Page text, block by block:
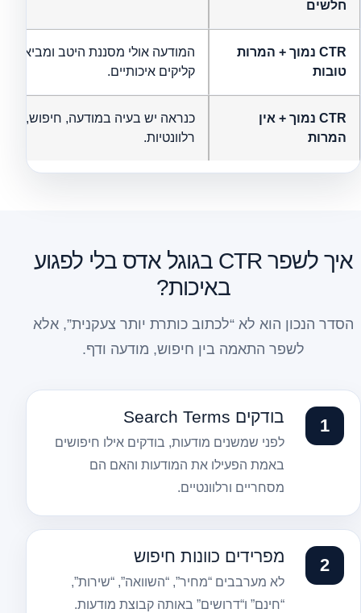
חלשים
CTR נמוך + המרות
טובות
המודעה אולי מסננת היטב ומביאה
קליקים איכותיים.
CTR נמוך + אין
המרות
כנראה יש בעיה במודעה, חיפוש,
רלוונטיות.
איך לשפר CTR בגוגל אדס בלי לפגוע
באיכות?
הסדר הנכון הוא לא “לכתוב כותרת יותר צעקנית”, אלא
לשפר התאמה בין חיפוש, מודעה ודף.
בודקים Search Terms
לפני שמשנים מודעות, בודקים אילו חיפושים
באמת הפעילו את המודעות והאם הם
מסחריים ורלוונטיים.
מפרידים כוונות חיפוש
לא מערבבים “מחיר”, “השוואה”, “שירות”,
“חינם” ו“דרושים” באותה קבוצת מודעות.